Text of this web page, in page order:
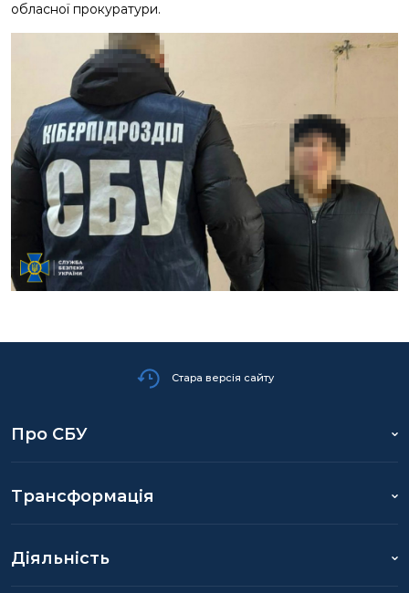
обласної прокуратури.
Стара версія сайту
Про СБУ
Трансформація
Діяльність